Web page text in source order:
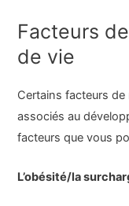
Facteurs
de vie
Certains facteurs
associés au
facteurs que vous
L’obésité/la